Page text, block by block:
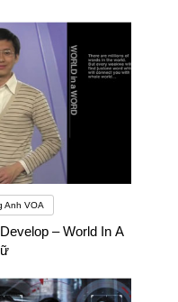
Anh VOA
– World In A